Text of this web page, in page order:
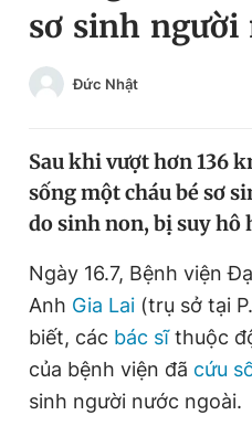
Chuyên mục khác
Chào ngày mới
Video
Sản phẩm khác
Tiện ích
Thông tin tòa soạn
sơ sinh người
Đức Nhật
Sau khi vượt hơn 136
sống một cháu bé sơ
do sinh non, bị suy hô
Ngày 16.7, Bệnh viện
Anh Gia Lai (trụ sở tại
biết, các bác sĩthuộc
của bệnh viện đã cứu
sinh người nước ngoài.